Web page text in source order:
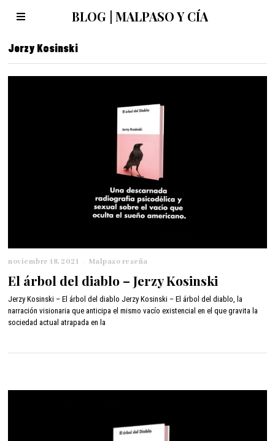
BLOG | MALPASO Y CÍA
Jerzy Kosinski
noviembre 18, 2021
1
2
Malpaso reseña
El árbol del diablo – Jerzy Kosinski
Jerzy Kosinski – El árbol del diablo Jerzy Kosinski – El árbol del diablo, la
narración visionaria que anticipa el mismo vacío existencial en el que gravita la
sociedad actual atrapada en la